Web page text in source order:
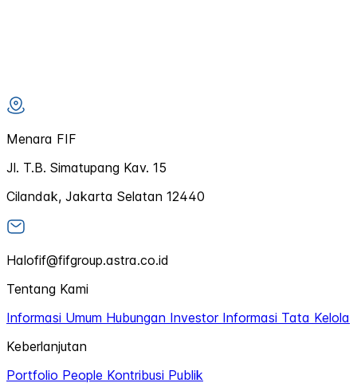
Menara FIF
Jl. T.B. Simatupang Kav. 15
Cilandak, Jakarta Selatan 12440
Halofif@fifgroup.astra.co.id
Tentang Kami
Informasi Umum Hubungan Investor Informasi Tata Kelola
Keberlanjutan
Portfolio People Kontribusi Publik